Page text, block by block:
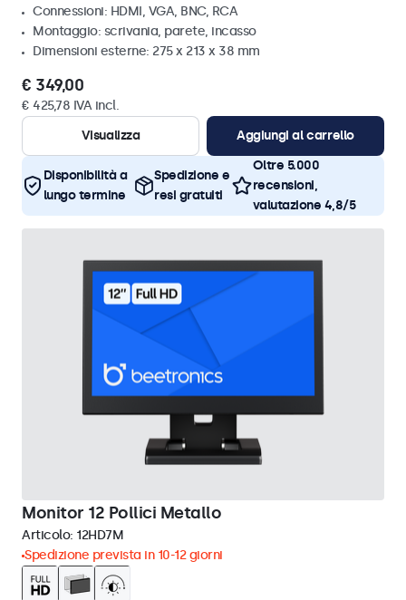
Connessioni: HDMI, VGA, BNC, RCA
Montaggio: scrivania, parete, incasso
Dimensioni esterne: 275 x 213 x 38 mm
€ 349,00
€ 425,78 IVA incl.
Visualizza
Aggiungi al carrello
Disponibilità a
lungo termine
Spedizione e
resi gratuiti
Oltre 5.000
recensioni,
valutazione 4,8/5
Monitor 12 Pollici Metallo
Articolo: 12HD7M
Spedizione prevista in 10-12 giorni